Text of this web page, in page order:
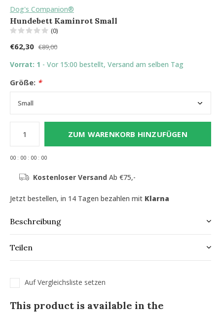
Dog's Companion®
Hundebett Kaminrot Small
(0)
€62,30 €89,00
Vorrat: 1 - Vor 15:00 bestellt, Versand am selben Tag
Größe: *
ZUM WARENKORB HINZUFÜGEN
00 : 00 : 00 : 00
Kostenloser Versand Ab €75,-
Jetzt bestellen, in 14 Tagen bezahlen mit Klarna
Beschreibung
Teilen
Auf Vergleichsliste setzen
This product is available in the